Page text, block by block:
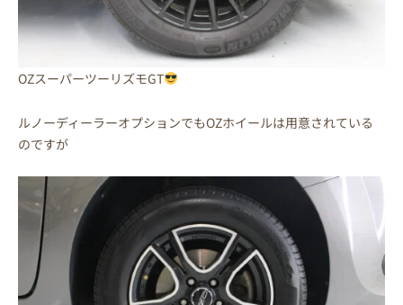
OZスーパーツーリズモGT
ルノーディーラーオプションでもOZホイールは用意されている
のですが